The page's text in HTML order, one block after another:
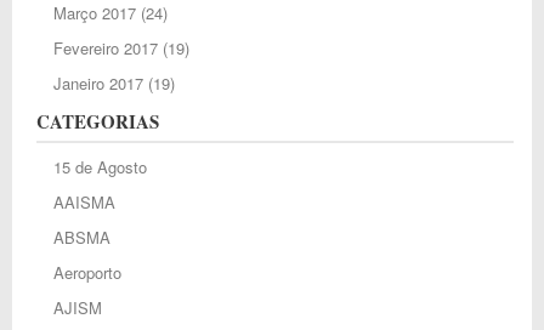
Março 2017(24)
Fevereiro 2017(19)
Janeiro 2017(19)
CATEGORIAS
15 de Agosto
AAISMA
ABSMA
Aeroporto
AJISM